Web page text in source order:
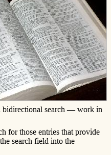
bidirectional search — work in
for those entries that provide
search field into the